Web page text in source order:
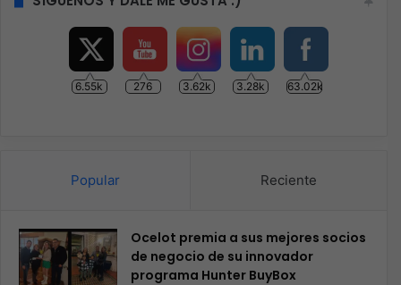
6.55k 276 3.62k 3.28k 63.02k
Popular Reciente
Ocelot premia a sus mejores socios
de negocio de su innovador
programa Hunter BuyBox